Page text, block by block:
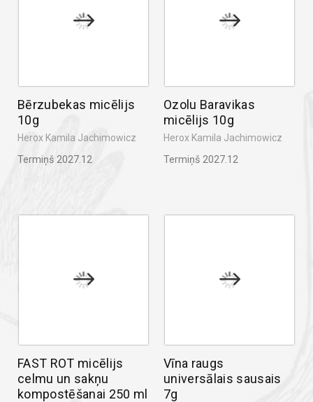
Bērzubekas micēlijs
10g
Herox Kamila Jachimowicz
Termiņš 2027.12
Ozolu Baravikas
micēlijs 10g
Herox Kamila Jachimowicz
Termiņš 2027.12
FAST ROT micēlijs
celmu un sakņu
kompostēšanai 250 ml
Vīna raugs
universālais sausais
7g